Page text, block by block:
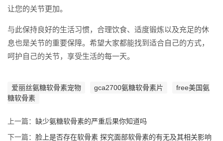
让您的关节更加。
与此保持良好的生活习惯，合理饮食、适度锻炼以及充足的休
息也是关节的重要保障。希望大家都能找到适合自己的方式，
呵护自己的关节，享受生活的每一天。
爱丽丝氨糖软骨素宠物 gca2700氨糖软骨素片
free美国氨
糖软骨素
上一篇： 缺少氨糖软骨素的严重后果你知道吗
下一篇： 脸上是否存在软骨素 探究面部软骨素的有无及其相关影响